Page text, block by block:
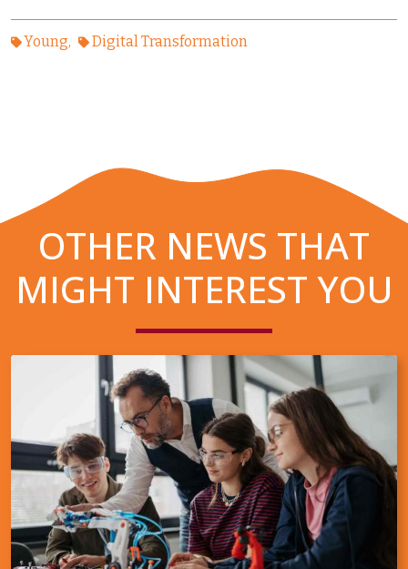
Young Digital Transformation
OTHER NEWS THAT
MIGHT INTEREST YOU